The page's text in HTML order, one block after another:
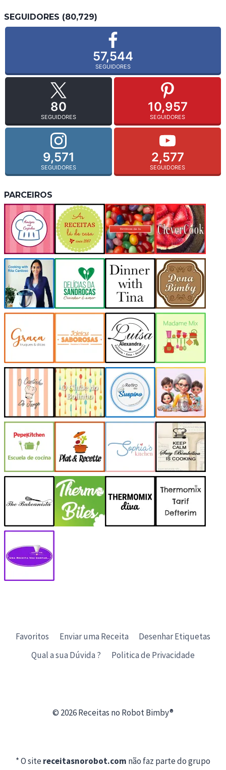
SEGUIDORES (80,729)
57,544
SEGUIDORES
80
SEGUIDORES
10,957
SEGUIDORES
9,571
SEGUIDORES
2,577
SEGUIDORES
PARCEIROS
Favoritos Enviar uma Receita
Desenhar Etiquetas
Qual a sua Dúvida ?
Politica de Privacidade
© 2026 Receitas no Robot Bimby®
* O sitereceitasnorobot.com não faz parte do grupo